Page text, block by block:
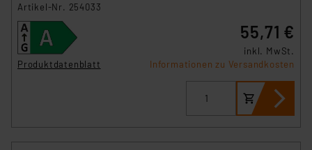
Artikel-Nr. 254033
Produktdatenblatt
55,71 €
inkl. MwSt.
Informationen zu Versandkosten